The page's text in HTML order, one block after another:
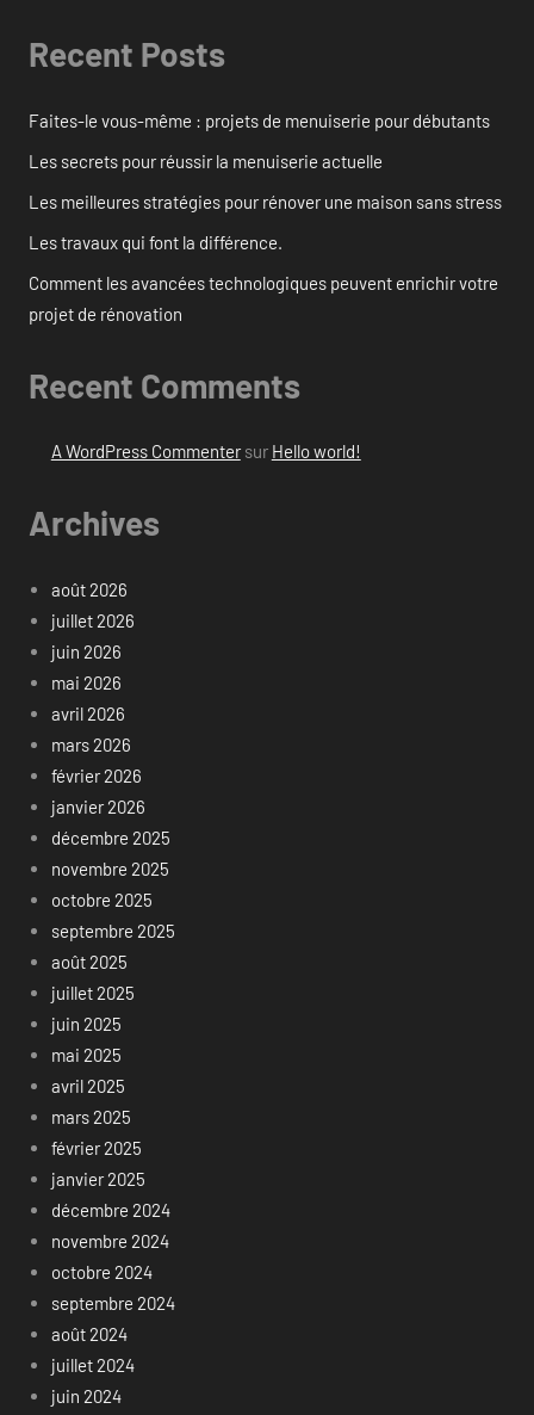
Recent Posts
Faites-le vous-même : projets de menuiserie pour débutants
Les secrets pour réussir la menuiserie actuelle
Les meilleures stratégies pour rénover une maison sans stress
Les travaux qui font la différence.
Comment les avancées technologiques peuvent enrichir votre
projet de rénovation
Recent Comments
A WordPress Commentersur Hello world!
Archives
août 2026
juillet 2026
juin 2026
mai 2026
avril 2026
mars 2026
février 2026
janvier 2026
décembre 2025
novembre 2025
octobre 2025
septembre 2025
août 2025
juillet 2025
juin 2025
mai 2025
avril 2025
mars 2025
février 2025
janvier 2025
décembre 2024
novembre 2024
octobre 2024
septembre 2024
août 2024
juillet 2024
juin 2024